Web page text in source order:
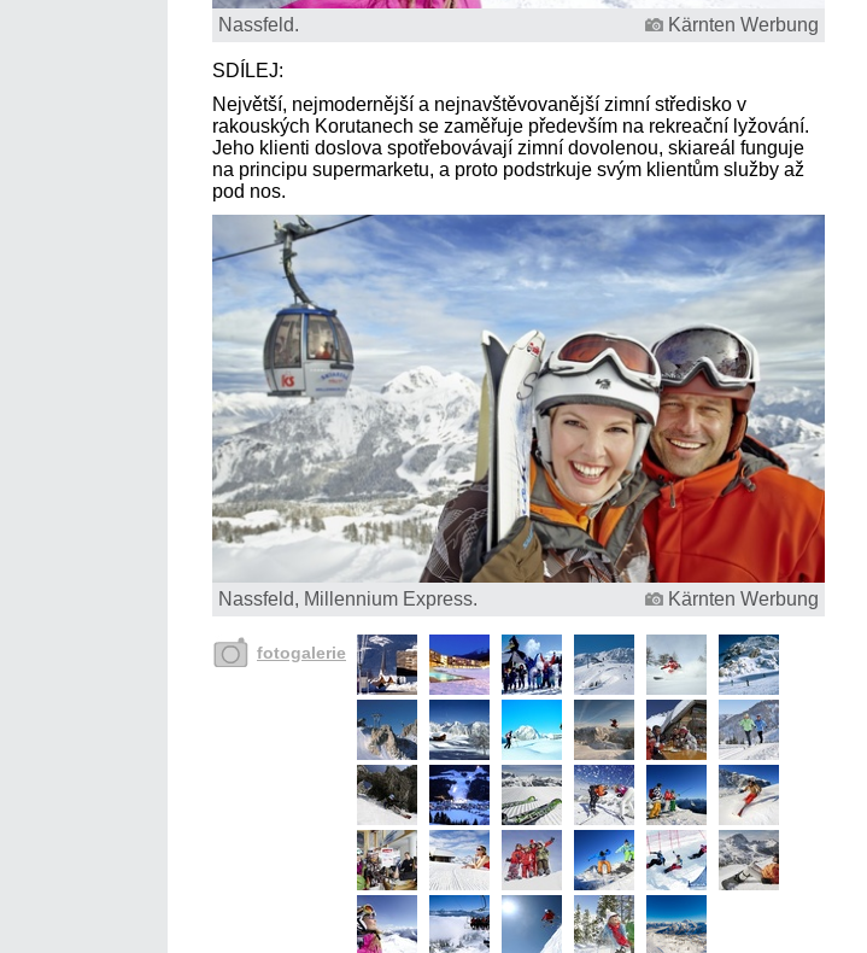
Nassfeld. Kärnten Werbung
SDÍLEJ:
Největší, nejmodernější a nejnavštěvovanější zimní středisko v
rakouských Korutanech se zaměřuje především na rekreační lyžování.
Jeho klienti doslova spotřebovávají zimní dovolenou, skiareál funguje
na principu supermarketu, a proto podstrkuje svým klientům služby až
pod nos.
Nassfeld, Millennium Express. Kärnten Werbung
fotogalerie